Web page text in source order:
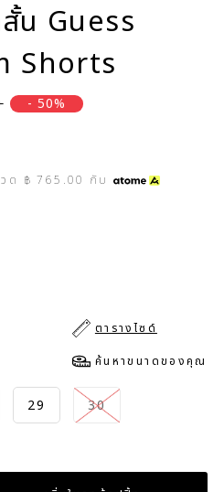
น Guess
Shorts
- 50%
ด ฿ 765.00 กับ
ตารางไซด์
ค้นหาขนาดของคุณ
29 30